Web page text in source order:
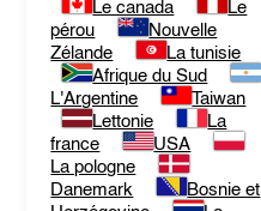
Le canada
Le
pérou
Nouvelle
Zélande
La tunisie
Afrique du Sud
L'Argentine
Taiwan
Lettonie
La
france
USA
La pologne
Danemark
Bosnie et